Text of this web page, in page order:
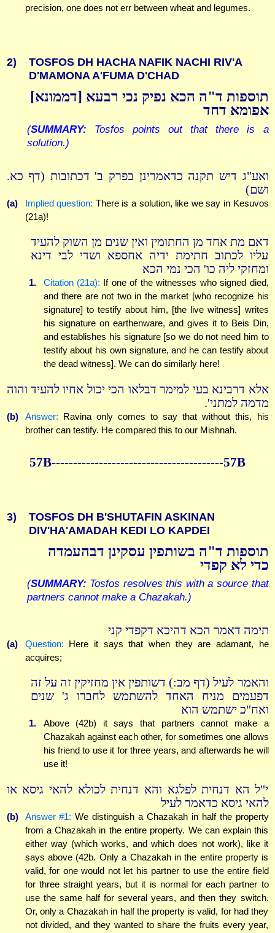
precision, one does not err between wheat and legumes.
2)
TOSFOS DH HACHA NAFIK NACHI RIV'A
D'MAMONA A'FUMA D'CHAD
תוספות ד"ה הכא נפיק נכי רבעא [דממונא]
אפומא דחד
(SUMMARY: Tosfos points out that there is a
solution.)
ואע"ג דיש תקנה כדאמרינן בפרק ב' דכתובות (דף כא.
ושם)
(a) Implied question: There is a solution, like we say in Kesuvos
(21a)!
דאם מת אחד מן החתומין ואין שנים מן השוק להעיד
עליו לכתוב חתימת ידיה אחספא ושדי לבי דינא
ומחזקי ליה כו' הכי נמי הכא
1. Citation (21a): If one of the witnesses who signed died,
and there are not two in the market [who recognize his
signature] to testify about him, [the live witness] writes
his signature on earthenware, and gives it to Beis Din,
and establishes his signature [so we do not need him to
testify about his own signature, and he can testify about
the dead witness]. We can do similarly here!
אלא דרבינא בעי למימר דבלאו הכי יכול אחיו להעיד והוה
מדמה למתני'.
(b) Answer: Ravina only comes to say that without this, his
brother can testify. He compared this to our Mishnah.
57B----------------------------------------57B
3)
TOSFOS DH B'SHUTAFIN ASKINAN
DIV'HA'AMADAH KEDI LO KAPDEI
תוספות ד"ה בשותפין עסקינן דבהעמדה
כדי לא קפדי
(SUMMARY: Tosfos resolves this with a source that
partners cannot make a Chazakah.)
תימה דאמר הכא דהיכא דקפדי קני
(a) Question: Here it says that when they are adamant, he
acquires;
והאמר לעיל (דף מב:) דשותפין אין מחזיקין זה על זה
דפעמים מניח האחד להשתמש לחברו ג' שנים
ואח"כ ישתמש הוא
1.
Above (42b) it says that partners cannot make a
Chazakah against each other, for sometimes one allows
his friend to use it for three years, and afterwards he will
use it!
י"ל הא דנחית לפלגא והא דנחית לכולא להאי גיסא או
להאי גיסא כדאמר לעיל
(b) Answer #1: We distinguish a Chazakah in half the property
from a Chazakah in the entire property. We can explain this
either way (which works, and which does not work), like it
says above (42b. Only a Chazakah in the entire property is
valid, for one would not let his partner to use the entire field
for three straight years, but it is normal for each partner to
use the same half for several years, and then they switch.
Or, only a Chazakah in half the property is valid, for had they
not divided, and they wanted to share the fruits every year,